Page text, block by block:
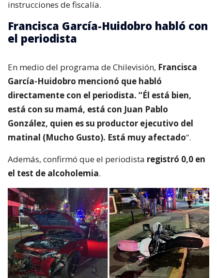
instrucciones de fiscalía.
Francisca García-Huidobro habló con
el periodista
En medio del programa de Chilevisión, Francisca
García-Huidobro mencionó que habló
directamente con el periodista. “Él está bien,
está con su mamá, está con Juan Pablo
González, quien es su productor ejecutivo del
matinal (Mucho Gusto). Está muy afectado”.
Además, confirmó que el periodista registró 0,0 en
el test de alcoholemia.